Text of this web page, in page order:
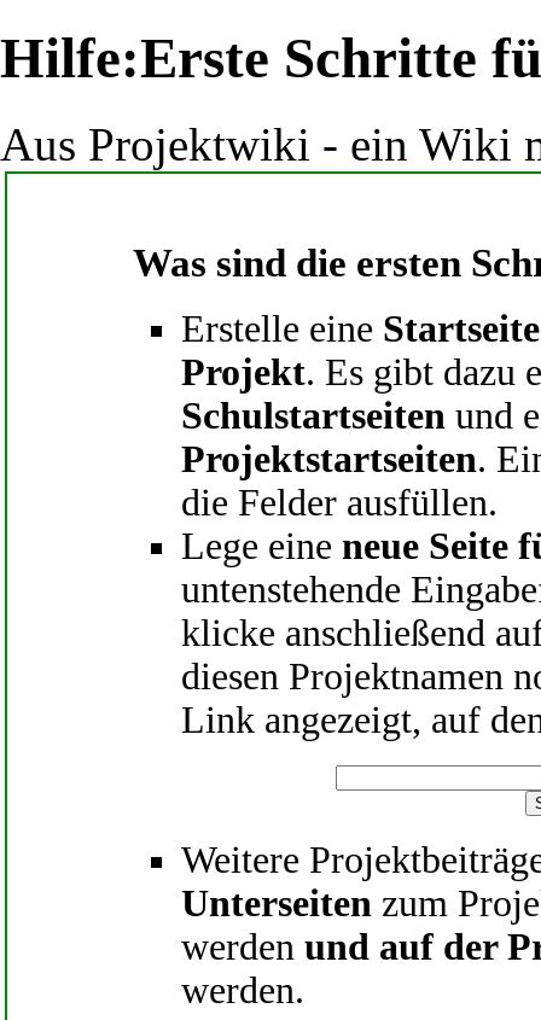
Hilfe:Erste Schritte
Aus Projektwiki - ein Wiki
Was sind die ersten
Erstelle eine
Projekt. Es gibt dazu
Schulstartseiten und
Projektstartseiten.
die Felder ausfüllen.
Lege eine neue Seite
untenstehende
klicke anschließend
diesen Projektnamen
Link angezeigt, auf
Weitere
Unterseiten zum
werden und auf der
werden.